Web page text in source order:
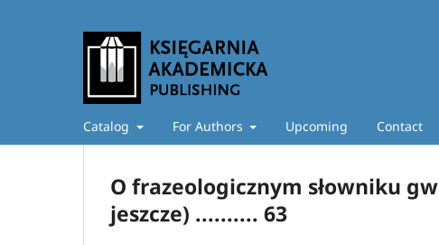
Catalog For Authors Upcoming Contact
O frazeologicznym słowniku
jeszcze) .......... 63